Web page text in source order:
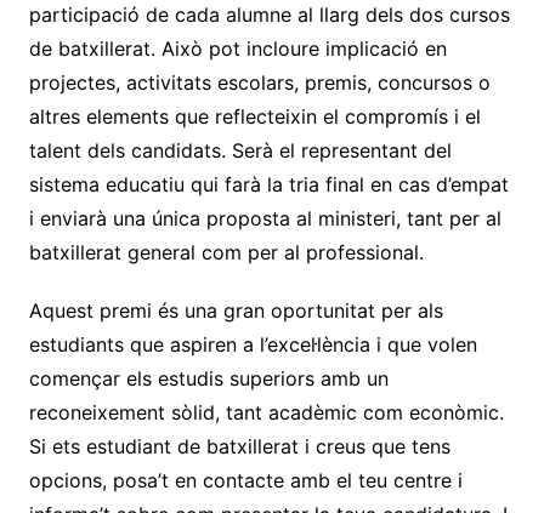
participació de cada alumne al llarg dels dos cursos
de batxillerat. Això pot incloure implicació en
projectes, activitats escolars, premis, concursos o
altres elements que reflecteixin el compromís i el
talent dels candidats. Serà el representant del
sistema educatiu qui farà la tria final en cas d’empat
i enviarà una única proposta al ministeri, tant per al
batxillerat general com per al professional.
Aquest premi és una gran oportunitat per als
estudiants que aspiren a l’excel·lència i que volen
començar els estudis superiors amb un
reconeixement sòlid, tant acadèmic com econòmic.
Si ets estudiant de batxillerat i creus que tens
opcions, posa’t en contacte amb el teu centre i